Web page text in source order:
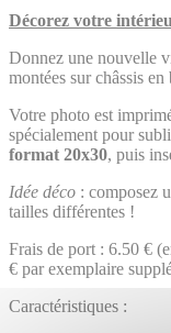
Décorez votre
Donnez une nouvelle
montées sur châssis
Votre photo est
spécialement pour
format 20x30, puis
Idée déco : composez
tailles différentes !
Frais de port : 6.50 €
€ par exemplaire
Caractéristiques :